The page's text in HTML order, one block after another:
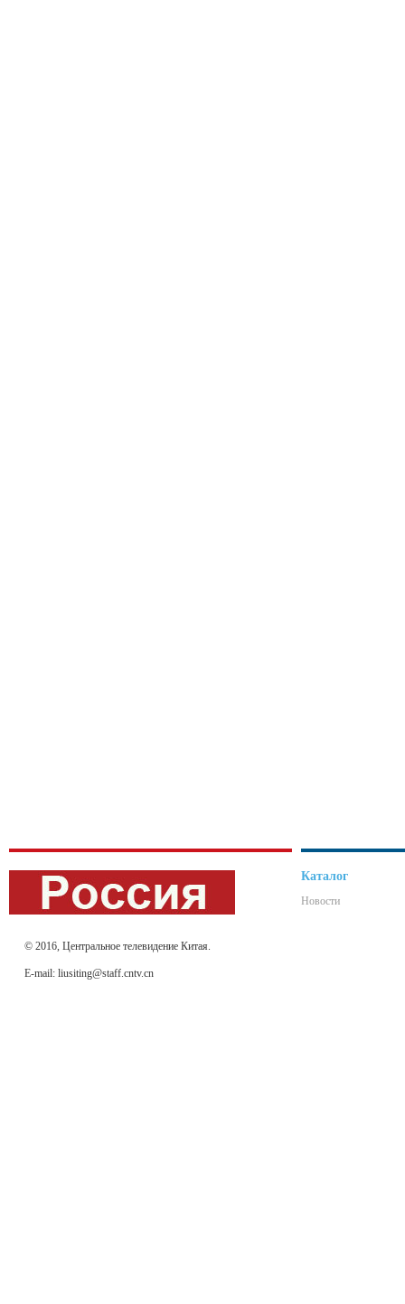
© 2016, Центральное телевидение Китая.
E-mail: liusiting@staff.cntv.cn
Каталог
Новости